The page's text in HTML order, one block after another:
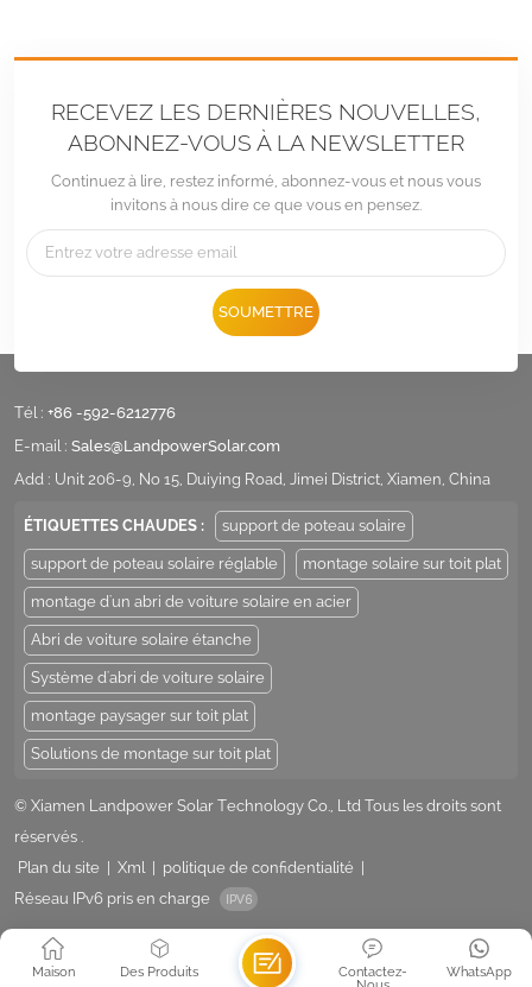
RECEVEZ LES DERNIÈRES NOUVELLES,
ABONNEZ-VOUS À LA NEWSLETTER
Continuez à lire, restez informé, abonnez-vous et nous vous
invitons à nous dire ce que vous en pensez.
SOUMETTRE
Tél : +86 -592-6212776
E-mail : Sales@LandpowerSolar.com
Add : Unit 206-9, No 15, Duiying Road, Jimei District, Xiamen, China
ÉTIQUETTES CHAUDES : support de poteau solaire
support de poteau solaire réglable montage solaire sur toit plat
montage d'un abri de voiture solaire en acier
Abri de voiture solaire étanche
Système d'abri de voiture solaire
montage paysager sur toit plat
Solutions de montage sur toit plat
© Xiamen Landpower Solar Technology Co., Ltd Tous les droits sont
réservés .
Plan du site
Xml politique de confidentialité
Réseau IPv6 pris en charge
Maison Des Produits WhatsApp
Contactez-